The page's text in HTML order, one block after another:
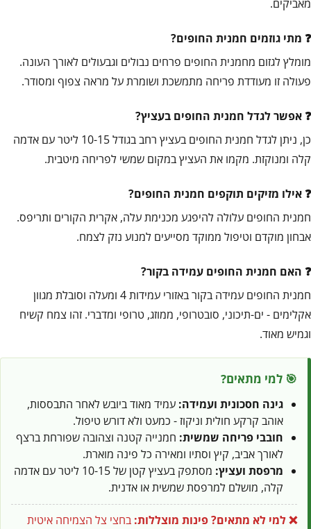
מאביקים.
מתי גוזמים חמנית החופים?
מומלץ לגזום מחמנית החופים פרחים נבולים וגבעולים לאורך העונה.
פעולה זו מעודדת פריחה מתמשכת ושומרת על מראה צפוף ומסודר.
אפשר לגדל חמנית החופים בעציץ?
כן, ניתן לגדל חמנית החופים בעציץ רחב בגודל 10-15 ליטר עם אדמה
קלה ומנוקזת. מקמו את העציץ במקום שמשי לפריחה מיטבית.
אילו מזיקים תוקפים חמנית החופים?
חמנית החופים עלולה להיפגע מכנימת עלה, אקרית הקורים ותריפס.
אבחון מוקדם וטיפול ממוקד מסייעים למנוע נזק לצמח.
האם חמנית החופים עמידה בקור?
חמנית החופים עמידה בקור באזורי עמידות 4 ומעלה וסובלת מגוון
אקלימים - ים-תיכוני, סובטרופי, ממוזג, טרופי ומדברי. זהו צמח קשיח
וגמיש מאוד.
🎯 למי מתאים?
גינה חסכונית ועמידה: עמיד מאוד ביובש לאחר התבססות,
אוהב קרקע חולית וניקוז - כמעט ולא דורש טיפול.
חובבי פריחה שמשית: חמנייה קטנה וצהובה שפורחת ברצף
לאורך אביב, קיץ וסתיו ומאירה כל פינה מוארת.
מרפסת ועציץ:
מסתפק בעציץ קטן של 10-15 ליטר עם אדמה
קלה, מושלם למרפסת שמשית או אדנית.
❌ למי לא מתאים?פינות מוצללות: בחצי צל הצמיחה איטית